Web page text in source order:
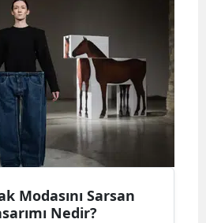
Modasını Sarsan
Nedir?